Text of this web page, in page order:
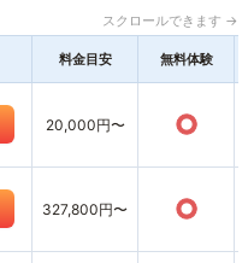
スクロールできます →
料金目安 無料体験
20,000円〜 ○
327,800円〜 ○